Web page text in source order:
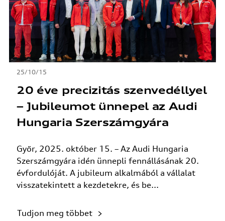
25/10/15
20 éve precizitás szenvedéllyel
– Jubileumot ünnepel az Audi
Hungaria Szerszámgyára
Győr, 2025. október 15. – Az Audi Hungaria
Szerszámgyára idén ünnepli fennállásának 20.
évfordulóját. A jubileum alkalmából a vállalat
visszatekintett a kezdetekre, és be...
Tudjon meg többet